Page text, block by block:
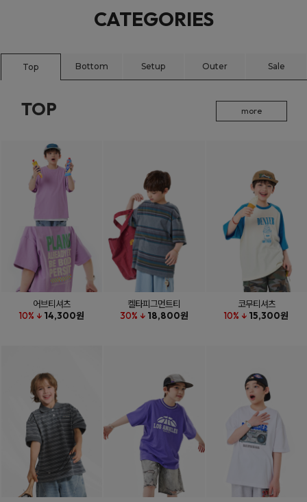
CATEGORIES
Top Bottom Setup Outer Sale
TOP more
어브티셔츠
10% ↓ 14,300원
켈타피그먼트티
30% ↓ 18,800원
코무티셔츠
10% ↓ 15,300원